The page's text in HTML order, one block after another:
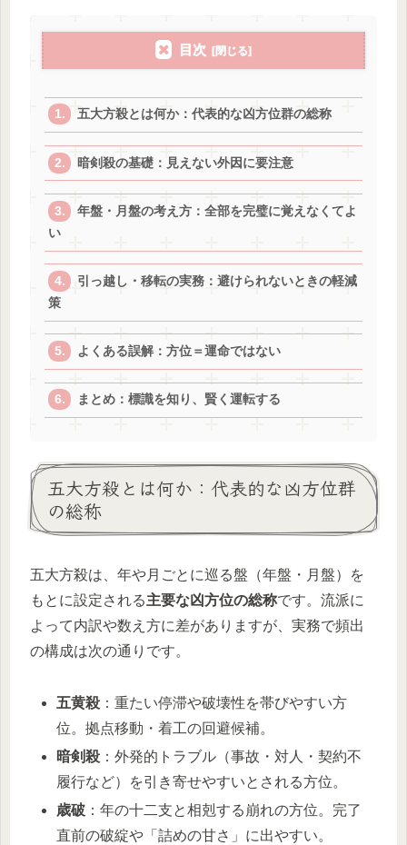
目次
五大方殺とは何か：代表的な凶方位群の総称
暗剣殺の基礎：見えない外因に要注意
年盤・月盤の考え方：全部を完璧に覚えなくてよ
い
引っ越し・移転の実務：避けられないときの軽減
策
よくある誤解：方位＝運命ではない
まとめ：標識を知り、賢く運転する
五大方殺とは何か：代表的な凶方位群
の総称
五大方殺は、年や月ごとに巡る盤（年盤・月盤）を
もとに設定される主要な凶方位の総称です。流派に
よって内訳や数え方に差がありますが、実務で頻出
の構成は次の通りです。
五黄殺 ：重たい停滞や破壊性を帯びやすい方
位。拠点移動・着工の回避候補。
暗剣殺 ：外発的トラブル（事故・対人・契約不
履行など）を引き寄せやすいとされる方位。
歳破 ：年の十二支と相剋する崩れの方位。完了
直前の破綻や「詰めの甘さ」に出やすい。